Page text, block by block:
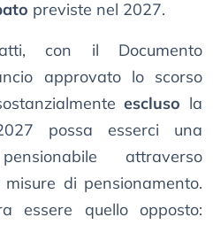
previste nel 2027.
con il Documento
approvato lo scorso
escluso la
possa esserci una
attraverso
di pensionamento.
essere quello opposto: